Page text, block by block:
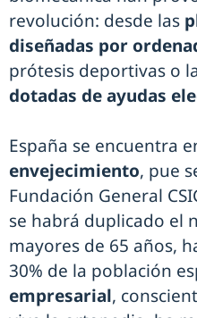
revolución: desde las
diseñadas por
prótesis deportivas o
dotadas de ayudas
España se encuentra
envejecimiento, pue
Fundación General
se habrá duplicado el
mayores de 65 años,
30% de la población
empresarial,